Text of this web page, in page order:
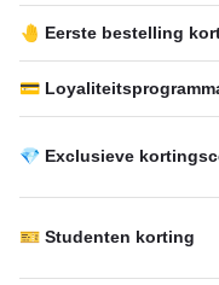
🤚 Eerste bestelling
💳
💎 Exclusieve
🎫 Studenten korting